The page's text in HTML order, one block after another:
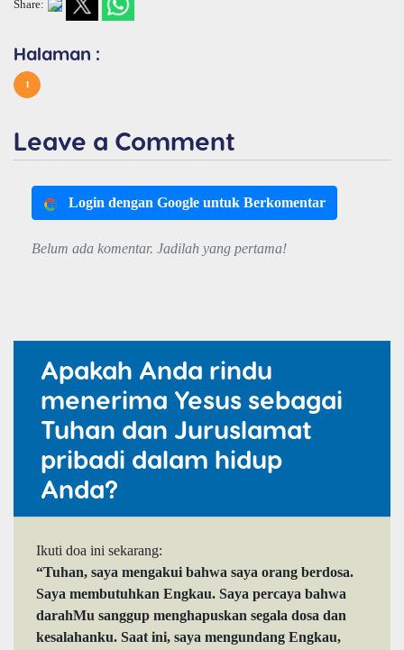
Share:
Halaman :
1
Leave a Comment
Login dengan Google untuk Berkomentar
Belum ada komentar. Jadilah yang pertama!
Apakah Anda rindu
menerima Yesus sebagai
Tuhan dan Juruslamat
pribadi dalam hidup
Anda?
Ikuti doa ini sekarang:
“Tuhan, saya mengakui bahwa saya orang berdosa.
Saya membutuhkan Engkau. Saya percaya bahwa
darahMu sanggup menghapuskan segala dosa dan
kesalahanku. Saat ini, saya mengundang Engkau,